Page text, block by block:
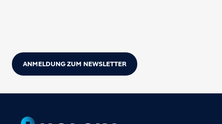
ANMELDUNG ZUM NEWSLETTER